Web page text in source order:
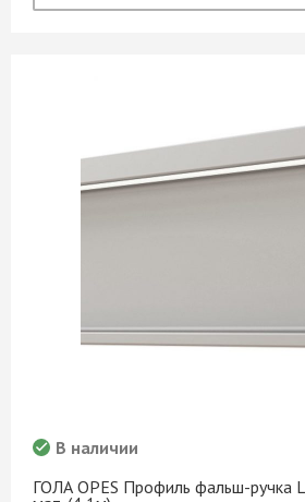
ГОЛА OPES Профиль фальш-ручка
В наличии